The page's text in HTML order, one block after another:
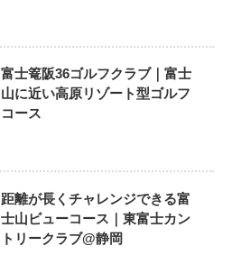
富士篭阪36ゴルフクラブ｜富士
山に近い高原リゾート型ゴルフ
コース
距離が長くチャレンジできる富
士山ビューコース｜東富士カン
トリークラブ@静岡